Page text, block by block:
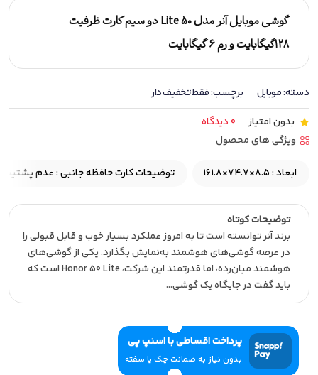
گوشی موبایل آنر مدل 50 Lite دو سیم کارت ظرفیت
128گیگابایت و رم 6 گیگابایت
دسته:موبایل برچسب:فقط تخفیف دار
بدون امتیاز
0 دیدگاه
ویژگی های محصول
ابعاد : 8.5×74.7×161.8 توضیحات کارت حافظه جانبی : عدم
توضیحات کوتاه
برند آنر توانسته است تا به امروز عملکرد بسیار خوب و قابل قبولی را
در عرصه گوشی‌های هوشمند به‌نمایش بگذارد. یکی از گوشی‌های
هوشمند میان‌رده، اما قدرتمند این شرکت، Honor 50 Lite است که
باید گفت در جایگاه یک گوشی…
پرداخت اقساطی با اسنپ پی
بدون نیاز به ضمانت چک یا سفته